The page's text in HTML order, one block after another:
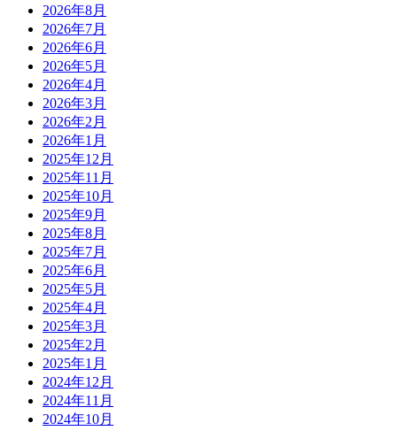
2026年8月
2026年7月
2026年6月
2026年5月
2026年4月
2026年3月
2026年2月
2026年1月
2025年12月
2025年11月
2025年10月
2025年9月
2025年8月
2025年7月
2025年6月
2025年5月
2025年4月
2025年3月
2025年2月
2025年1月
2024年12月
2024年11月
2024年10月